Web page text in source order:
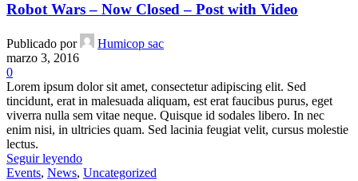
Robot Wars – Now Closed – Post with Video
Publicado por
Humicop sac
marzo 3, 2016
0
Lorem ipsum dolor sit amet, consectetur adipiscing elit. Sed
tincidunt, erat in malesuada aliquam, est erat faucibus purus, eget
viverra nulla sem vitae neque. Quisque id sodales libero. In nec
enim nisi, in ultricies quam. Sed lacinia feugiat velit, cursus molestie
lectus.
Seguir leyendo
Events, News, Uncategorized